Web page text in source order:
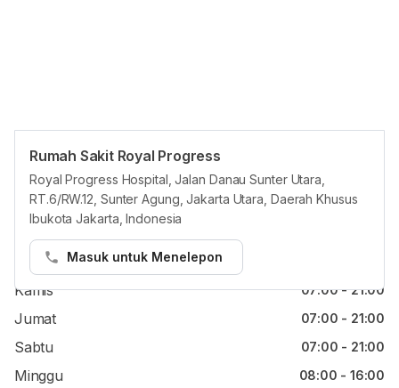
Rumah Sakit Royal Progress
Royal Progress Hospital, Jalan Danau Sunter Utara,
RT.6/RW.12, Sunter Agung, Jakarta Utara, Daerah Khusus
Ibukota Jakarta, Indonesia
Masuk untuk Menelepon
Jam reguler
Senin 07:00 - 21:00
Rabu
Kamis 07:00 - 21:00
Jumat 07:00 - 21:00
Sabtu 07:00 - 21:00
Minggu 08:00 - 16:00